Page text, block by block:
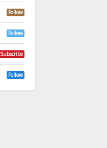
Follow
Follow
Subscribe
Follow